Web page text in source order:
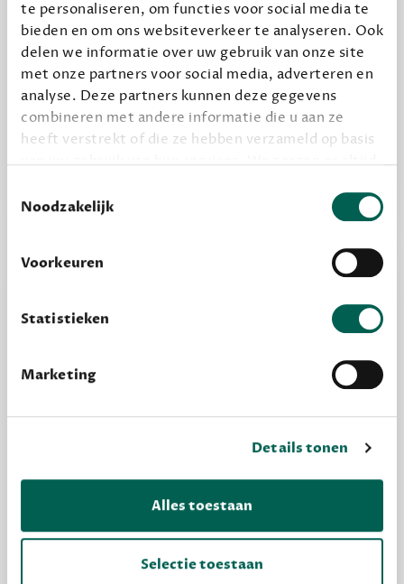
te personaliseren, om functies voor social media te
bieden en om ons websiteverkeer te analyseren. Ook
delen we informatie over uw gebruik van onze site
met onze partners voor social media, adverteren en
analyse. Deze partners kunnen deze gegevens
combineren met andere informatie die u aan ze
heeft verstrekt of die ze hebben verzameld op basis
grondslag gebeurt, en er niet onnodig data van je
wordt verwerkt. Gevoelige persoonsgegevens delen
Noodzakelijk
Voorkeuren
Statistieken
Marketing
Details tonen
Alles toestaan
Selectie toestaan
Alles van Dewey Free
Word een bovengemiddelde lezer met 6 boeken
per jaar
Dewey Free
Krijg boekentips, persoonlijk voor jou en je
vrienden. Krijg én geef betere cadeaus.